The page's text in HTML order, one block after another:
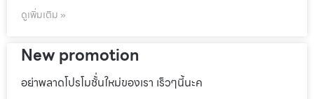
ดูเพิ่มเติม »
New promotion
อย่าพลาดโปรโมชั้่นใหม่ของเรา เร็วๆนี้นะค